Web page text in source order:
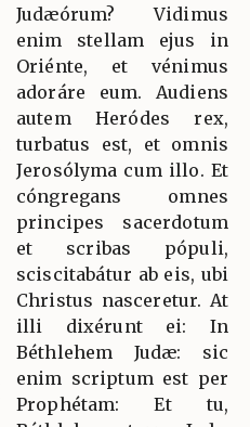
Judæórum? Vidimus
enim stellam ejus in
Oriénte, et vénimus
adoráre eum. Audiens
autem Heródes rex,
turbatus est, et omnis
Jerosólyma cum illo. Et
cóngregans omnes
principes sacerdotum
et scribas pópuli,
sciscitabátur ab eis, ubi
Christus nasceretur. At
illi dixérunt ei: In
Béthlehem Judæ: sic
enim scriptum est per
Prophétam: Et tu,